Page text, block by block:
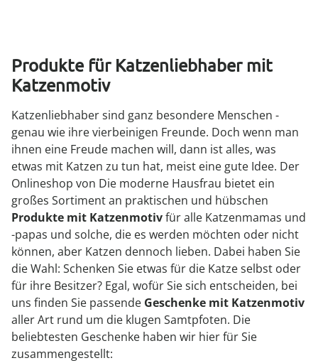
Produkte für Katzenliebhaber mit
Katzenmotiv
Katzenliebhaber sind ganz besondere Menschen -
genau wie ihre vierbeinigen Freunde. Doch wenn man
ihnen eine Freude machen will, dann ist alles, was
etwas mit Katzen zu tun hat, meist eine gute Idee. Der
Onlineshop von Die moderne Hausfrau bietet ein
großes Sortiment an praktischen und hübschen
Produkte mit Katzenmotivfür alle Katzenmamas und
-papas und solche, die es werden möchten oder nicht
können, aber Katzen dennoch lieben. Dabei haben Sie
die Wahl: Schenken Sie etwas für die Katze selbst oder
für ihre Besitzer? Egal, wofür Sie sich entscheiden, bei
uns finden Sie passende Geschenke mit Katzenmotiv
aller Art rund um die klugen Samtpfoten. Die
beliebtesten Geschenke haben wir hier für Sie
zusammengestellt: